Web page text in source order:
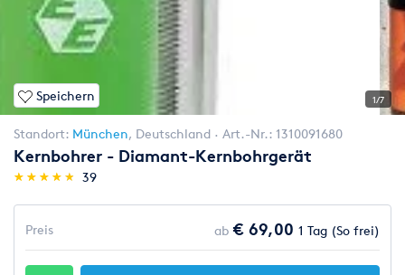
Speichern 1/7
Standort: München, Deutschland Art.-Nr.: 1310091680
Kernbohrer - Diamant-Kernbohrgerät
(*)
★
★
(*)★
★
(*) ★
★
(*) ★
★
(*) ★
★ 39
Preis ab € 69,00 1 Tag (So frei)